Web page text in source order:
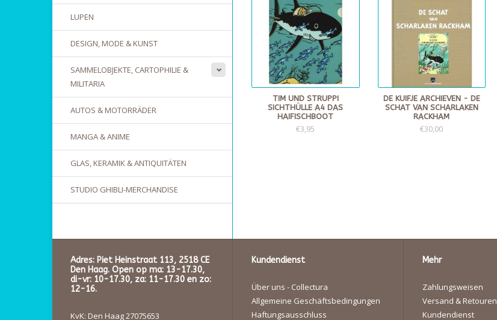
LUPEN
DESIGN, MODE & KUNST
SAMMELOBJEKTE, CARTOPHILIE &
MILITARIA
AUTOS & MOTORRÄDER
MANGA & ANIME
GLAS, KERAMIK & ANTIQUITÄTEN
STUDIO GHIBLI-MERCHANDISE
TIM UND STRUPPI
SICHTHÜLLE A4 DAS
HAIFISCHBOOT
€3,95
DE KUIFJE ARCHIEVEN - DE
SCHAT VAN SCHARLAKEN
RACKHAM
€30,00
Adres: Piet Heinstraat 113, 2518 CE
Den Haag. Open op ma: 13-17.30,
di-vr: 10-17.30, za: 11-17.30 en zo:
12-16.
KvK: Den Haag 27075653
Kundendienst
Über uns - Collectura
Allgemeine Geschäftsbedingungen
Haftungsausschluss
Mehr
Zahlungsweisen
Versand & Retouren
Kundendienst